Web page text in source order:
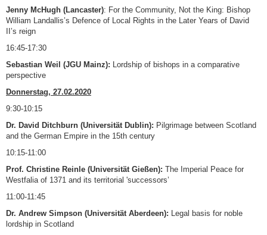
Jenny McHugh (Lancaster): For the Community, Not the King: Bishop
William Landallis’s Defence of Local Rights in the Later Years of David
II’s reign
16:45-17:30
Sebastian Weil (JGU Mainz): Lordship of bishops in a comparative
perspective
Donnerstag, 27.02.2020
9:30-10:15
Dr. David Ditchburn (Universität Dublin): Pilgrimage between Scotland
and the German Empire in the 15th century
10:15-11:00
Prof. Christine Reinle (Universität Gießen): The Imperial Peace for
Westfalia of 1371 and its territorial 'successors’
11:00-11:45
Dr. Andrew Simpson (Universität Aberdeen): Legal basis for noble
lordship in Scotland